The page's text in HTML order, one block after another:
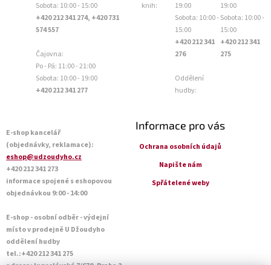
Sobota: 10:00 - 15:00
+420 212 341 274, +420 731
574 557
Čajovna:
Po - Pá: 11:00 - 21:00
Sobota: 10:00 - 19:00
+420 212 341 277
knih:
19:00
Sobota: 10:00 -
15:00
+420 212 341
276
Oddělení
hudby:
19:00
Sobota: 10:00 -
15:00
+420 212 341
275
E-shop kancelář
(objednávky, reklamace):
eshop@udzoudyho.cz
+420 212 341 273
informace spojené s eshopovou
objednávkou 9:00 - 14:00
E-shop - osobní odběr - výdejní
místo v prodejně U Džoudyho
oddělení hudby
tel.:+420 212 341 275
Informace pro vás
Ochrana osobních údajů
Napište nám
Spřátelené weby